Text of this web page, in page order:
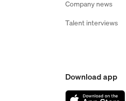
Company news
Talent interviews
Download app